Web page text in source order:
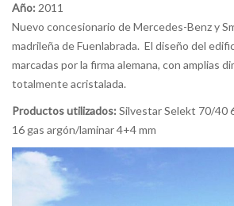
Año: 2011
Nuevo concesionario de Mercedes-Benz y
madrileña de Fuenlabrada. El diseño del
marcadas por la firma alemana, con amplias
totalmente acristalada.
Productos utilizados: Silvestar Selekt 70/40
16 gas argón/laminar 4+4 mm